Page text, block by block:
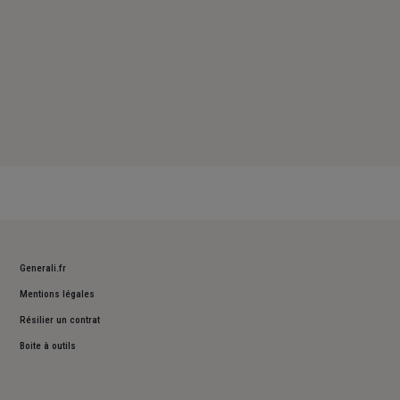
Generali.fr
Mentions légales
Résilier un contrat
Boite à outils